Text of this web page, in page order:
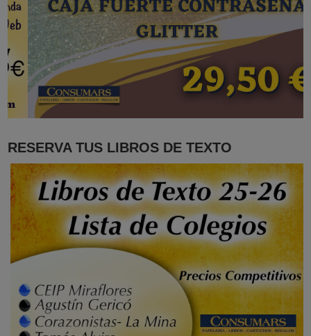
RESERVA TUS LIBROS DE TEXTO